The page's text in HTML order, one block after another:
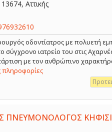
Αττικής
οδοντίατρος με πολυετή
σύγχρονο ιατρείο του στις
με τον ανθρώπινο
πληροφορίες
ΠΝΕΥΜΟΝΟΛΟΓΟΣ